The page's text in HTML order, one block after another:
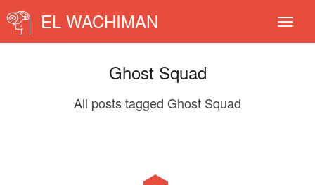
EL WACHIMAN
Ghost Squad
All posts tagged Ghost Squad